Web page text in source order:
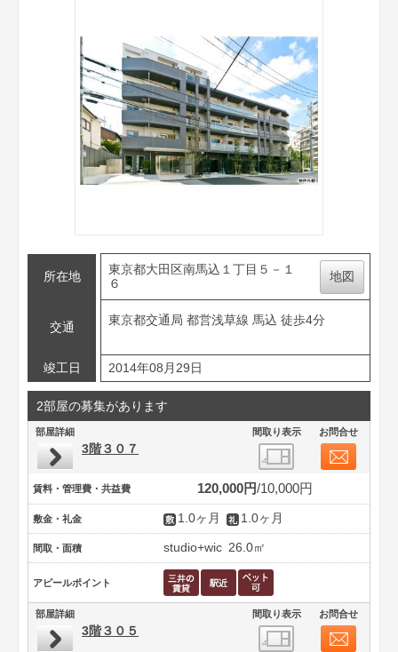
所在地
東京都大田区南馬込１丁目５－１
６
地図
交通
東京都交通局 都営浅草線 馬込 徒歩4分
竣工日 2014年08月29日
2部屋の募集があります
部屋詳細 間取り表示 お問合せ
3階３０７
賃料・管理費・共益費 120,000円 10,000円
敷金・礼金 1.0ヶ月 1.0ヶ月
間取・面積 studio+wic 26.0㎡
アピールポイント
部屋詳細 間取り表示 お問合せ
3階３０５